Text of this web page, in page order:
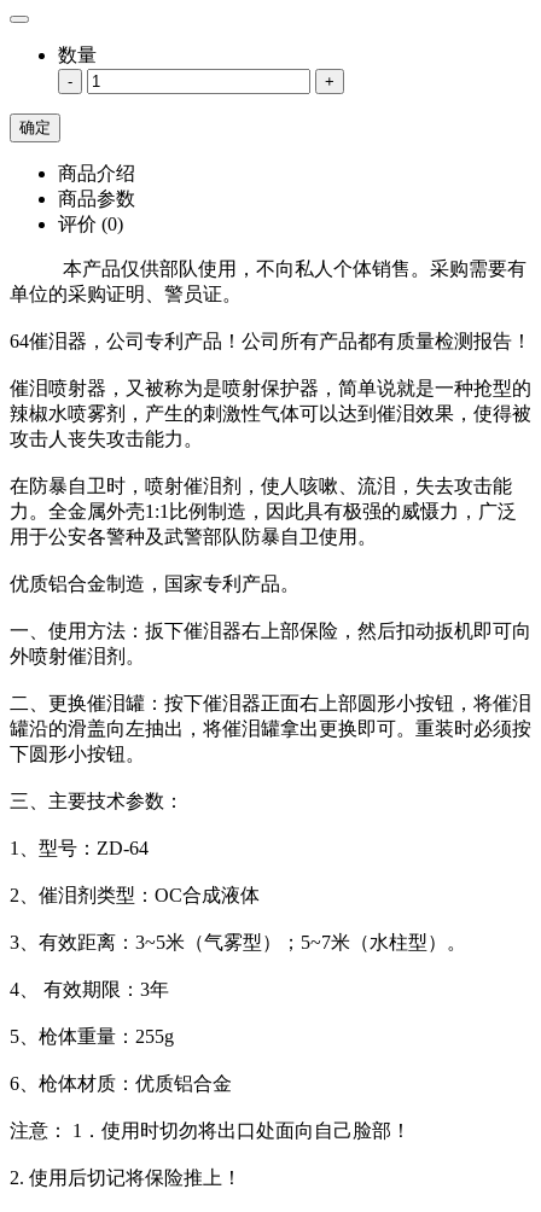
数量
- +
商品介绍
商品参数
评价 (0)
本产品仅供部队使用，不向私人个体销售。采购需要有
单位的采购证明、警员证。
64催泪器，公司专利产品！公司所有产品都有质量检测报告！
催泪喷射器，又被称为是喷射保护器，简单说就是一种抢型的
辣椒水喷雾剂，产生的刺激性气体可以达到催泪效果，使得被
攻击人丧失攻击能力。
在防暴自卫时，喷射催泪剂，使人咳嗽、流泪，失去攻击能
力。全金属外壳1:1比例制造，因此具有极强的威慑力，广泛
用于公安各警种及武警部队防暴自卫使用。
优质铝合金制造，国家专利产品。
一、使用方法：扳下催泪器右上部保险，然后扣动扳机即可向
外喷射催泪剂。
二、更换催泪罐：按下催泪器正面右上部圆形小按钮，将催泪
罐沿的滑盖向左抽出，将催泪罐拿出更换即可。重装时必须按
下圆形小按钮。
三、主要技术参数：
1、型号：ZD-64
2、催泪剂类型：OC合成液体
3、有效距离：3~5米（气雾型）；5~7米（水柱型）。
4、 有效期限：3年
5、枪体重量：255g
6、枪体材质：优质铝合金
注意： 1．使用时切勿将出口处面向自己脸部！
2. 使用后切记将保险推上！